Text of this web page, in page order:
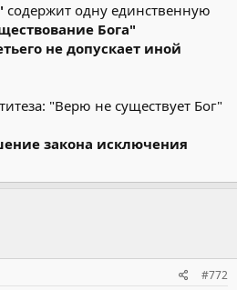
содержит одну единственную
Бога"
не допускает иной
"Верю не существует Бог"
закона исключения
#772